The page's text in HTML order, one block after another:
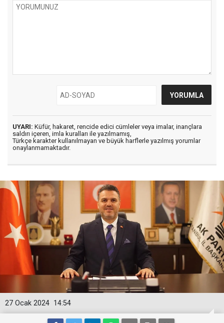
UYARI: Küfür, hakaret, rencide edici cümleler veya imalar, inançlara
saldırı içeren, imla kuralları ile yazılmamış,
Türkçe karakter kullanılmayan ve büyük harflerle yazılmış yorumlar
onaylanmamaktadır.
14:54
27 Ocak 2024